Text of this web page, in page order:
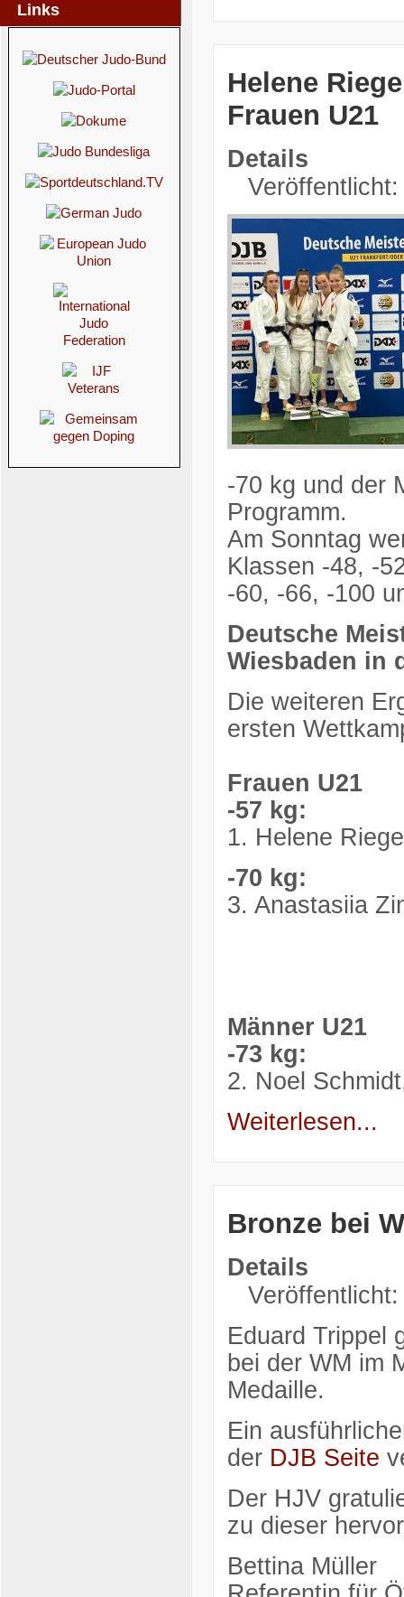
Links
Helene
Frauen U21
Details
-70 kg und der
Programm.
Am Sonntag
Klassen -48, -
-60, -66, -100
Deutsche
Wiesbaden in
Die weiteren
ersten
Frauen U21
-57 kg:
1. Helene
-70 kg:
3. Anastasiia
Männer U21
-73 kg:
2. Noel
Weiterlesen...
Bronze bei
Details
Eduard Trippel
bei der WM im
Medaille.
Ein
der DJB Seite
Der HJV
zu dieser
Bettina Müller